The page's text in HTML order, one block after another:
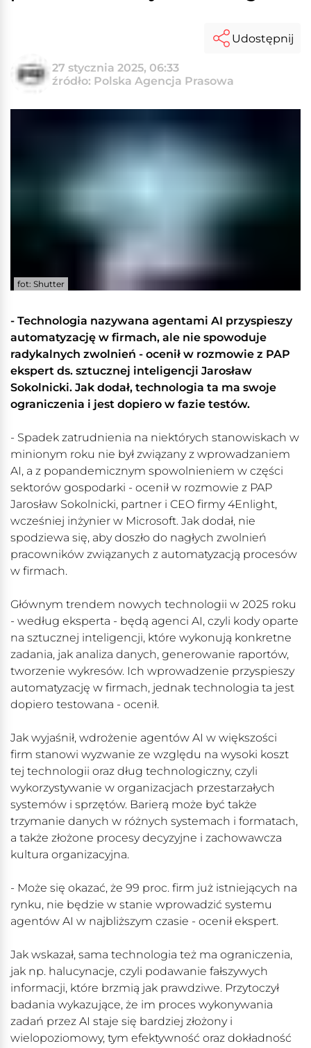
27 stycznia 2025, 06:33
źródło: Polska Agencja Prasowa
Udostępnij
fot: Shutter
- Technologia nazywana agentami AI przyspieszy
automatyzację w firmach, ale nie spowoduje
radykalnych zwolnień - ocenił w rozmowie z PAP
ekspert ds. sztucznej inteligencji Jarosław
Sokolnicki. Jak dodał, technologia ta ma swoje
ograniczenia i jest dopiero w fazie testów.
- Spadek zatrudnienia na niektórych stanowiskach w
minionym roku nie był związany z wprowadzaniem
AI, a z popandemicznym spowolnieniem w części
sektorów gospodarki - ocenił w rozmowie z PAP
Jarosław Sokolnicki, partner i CEO firmy 4Enlight,
wcześniej inżynier w Microsoft. Jak dodał, nie
spodziewa się, aby doszło do nagłych zwolnień
pracowników związanych z automatyzacją procesów
w firmach.
Głównym trendem nowych technologii w 2025 roku
- według eksperta - będą agenci AI, czyli kody oparte
na sztucznej inteligencji, które wykonują konkretne
zadania, jak analiza danych, generowanie raportów,
tworzenie wykresów. Ich wprowadzenie przyspieszy
automatyzację w firmach, jednak technologia ta jest
dopiero testowana - ocenił.
Jak wyjaśnił, wdrożenie agentów AI w większości
firm stanowi wyzwanie ze względu na wysoki koszt
tej technologii oraz dług technologiczny, czyli
wykorzystywanie w organizacjach przestarzałych
systemów i sprzętów. Barierą może być także
trzymanie danych w różnych systemach i formatach,
a także złożone procesy decyzyjne i zachowawcza
kultura organizacyjna.
- Może się okazać, że 99 proc. firm już istniejących na
rynku, nie będzie w stanie wprowadzić systemu
agentów AI w najbliższym czasie - ocenił ekspert.
Jak wskazał, sama technologia też ma ograniczenia,
jak np. halucynacje, czyli podawanie fałszywych
informacji, które brzmią jak prawdziwe. Przytoczył
badania wykazujące, że im proces wykonywania
zadań przez AI staje się bardziej złożony i
wielopoziomowy, tym efektywność oraz dokładność